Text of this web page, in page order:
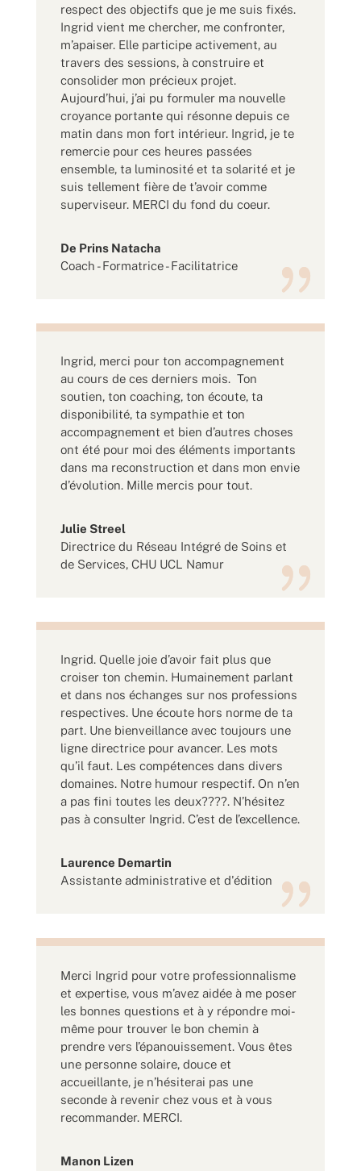
respect des objectifs que je me suis fixés.
Ingrid vient me chercher, me confronter,
m’apaiser. Elle participe activement, au
travers des sessions, à construire et
consolider mon précieux projet.
Aujourd’hui, j’ai pu formuler ma nouvelle
croyance portante qui résonne depuis ce
matin dans mon fort intérieur. Ingrid, je te
remercie pour ces heures passées
ensemble, ta luminosité et ta solarité et je
suis tellement fière de t’avoir comme
superviseur. MERCI du fond du coeur.
De Prins Natacha
Coach - Formatrice - Facilitatrice
Ingrid, merci pour ton accompagnement
au cours de ces derniers mois. Ton
soutien, ton coaching, ton écoute, ta
disponibilité, ta sympathie et ton
accompagnement et bien d’autres choses
ont été pour moi des éléments importants
dans ma reconstruction et dans mon envie
d’évolution. Mille mercis pour tout.
Julie Streel
Directrice du Réseau Intégré de Soins et
de Services, CHU UCL Namur
Ingrid. Quelle joie d’avoir fait plus que
croiser ton chemin. Humainement parlant
et dans nos échanges sur nos professions
respectives. Une écoute hors norme de ta
part. Une bienveillance avec toujours une
ligne directrice pour avancer. Les mots
qu’il faut. Les compétences dans divers
domaines. Notre humour respectif. On n’en
a pas fini toutes les deux????. N’hésitez
pas à consulter Ingrid. C’est de l’excellence.
Laurence Demartin
Assistante administrative et d'édition
Merci Ingrid pour votre professionnalisme
et expertise, vous m’avez aidée à me poser
les bonnes questions et à y répondre moi-
même pour trouver le bon chemin à
prendre vers l’épanouissement. Vous êtes
une personne solaire, douce et
accueillante, je n’hésiterai pas une
seconde à revenir chez vous et à vous
recommander. MERCI.
Manon Lizen